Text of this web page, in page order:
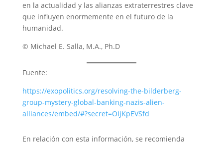
en la actualidad y las alianzas extraterrestres clave
que influyen enormemente en el futuro de la
humanidad.
© Michael E. Salla, M.A., Ph.D
Fuente:
https://exopolitics.org/resolving-the-bilderberg-
group-mystery-global-banking-nazis-alien-
alliances/embed/#?secret=OIjKpEVSfd
En relación con esta información, se recomienda